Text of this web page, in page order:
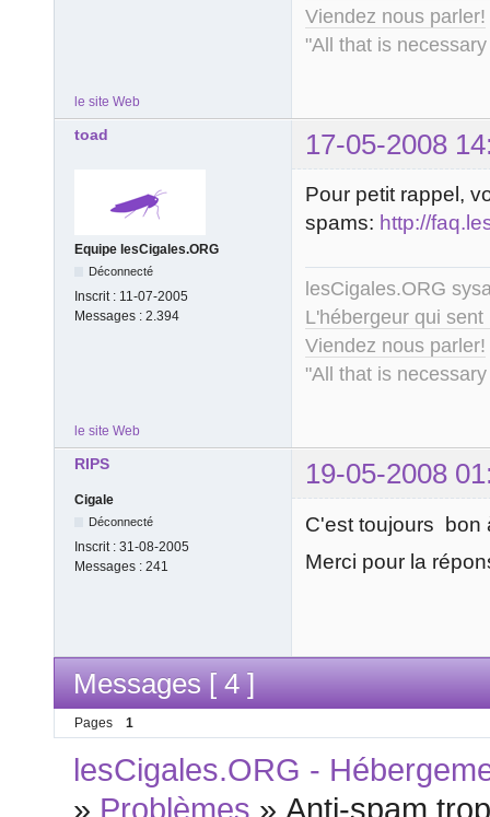
Viendez nous parler!
"All that is
le site Web
toad 17-05-2008
Equipe lesCigales.ORG
Déconnecté
Inscrit : 11-07-2005
Messages : 2.394
Pour petit rappel,
spams: http://
lesCigales.ORG
L'hébergeur qui
Viendez nous parler!
"All that is
le site Web
RIPS 19-05-2008
Cigale
Déconnecté
Inscrit : 31-08-2005
Messages : 241
C'est toujours bon
Merci pour la
Messages [ 4 ]
Pages 1
lesCigales.ORG -
» Problèmes » Anti-spam